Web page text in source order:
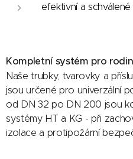
efektivní a
Kompletní systém pro
Naše trubky, tvarovky a
jsou určené pro univerzální
od DN 32 po DN 200 jsou
systémy HT a KG - při
izolace a protipožární